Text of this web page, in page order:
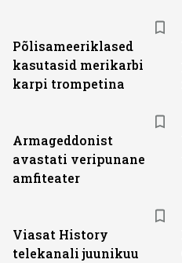
Põlisameeriklased
kasutasid merikarbi
karpi trompetina
Armageddonist
avastati veripunane
amfiteater
Viasat History
telekanali juunikuu